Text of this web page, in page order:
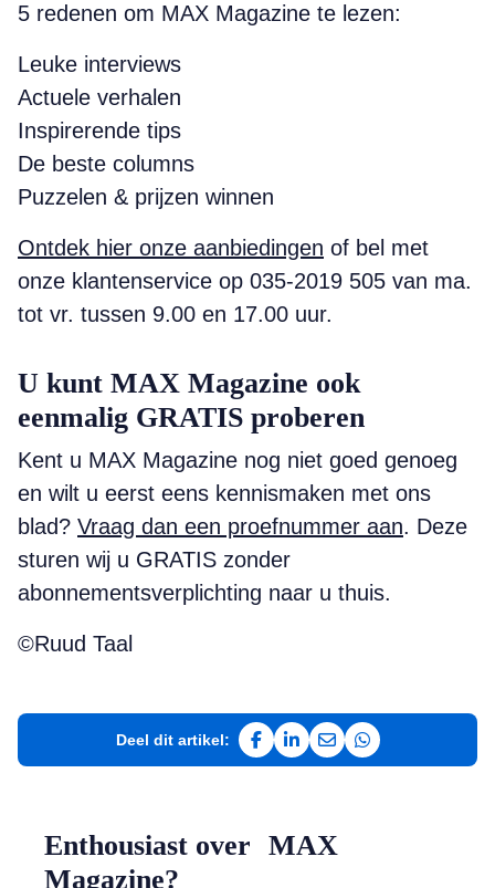
5 redenen om MAX Magazine te lezen:
Leuke interviews
Actuele verhalen
Inspirerende tips
De beste columns
Puzzelen & prijzen winnen
Ontdek hier onze aanbiedingen of bel met
onze klantenservice op 035-2019 505 van ma.
tot vr. tussen 9.00 en 17.00 uur.
U kunt MAX Magazine ook
eenmalig GRATIS proberen
Kent u MAX Magazine nog niet goed genoeg
en wilt u eerst eens kennismaken met ons
blad? Vraag dan een proefnummer aan. Deze
sturen wij u GRATIS zonder
abonnementsverplichting naar u thuis.
©Ruud Taal
Deel dit artikel:
Deel op Facebook
Deel op LinkedIn
Deel via e-mail
Deel via
Enthousiast over MAX
Magazine?